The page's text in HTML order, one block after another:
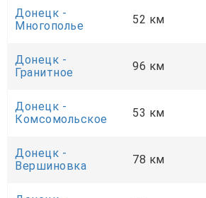
Донецк -
Многополье
52 км
Донецк -
Гранитное
96 км
Донецк -
Комсомольское
53 км
Донецк -
Вершиновка
78 км